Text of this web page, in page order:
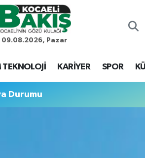
09.08.2026, Pazar
TEKNOLOJİ KARİYER SPOR
Durumu
Eczaneler
Durumu